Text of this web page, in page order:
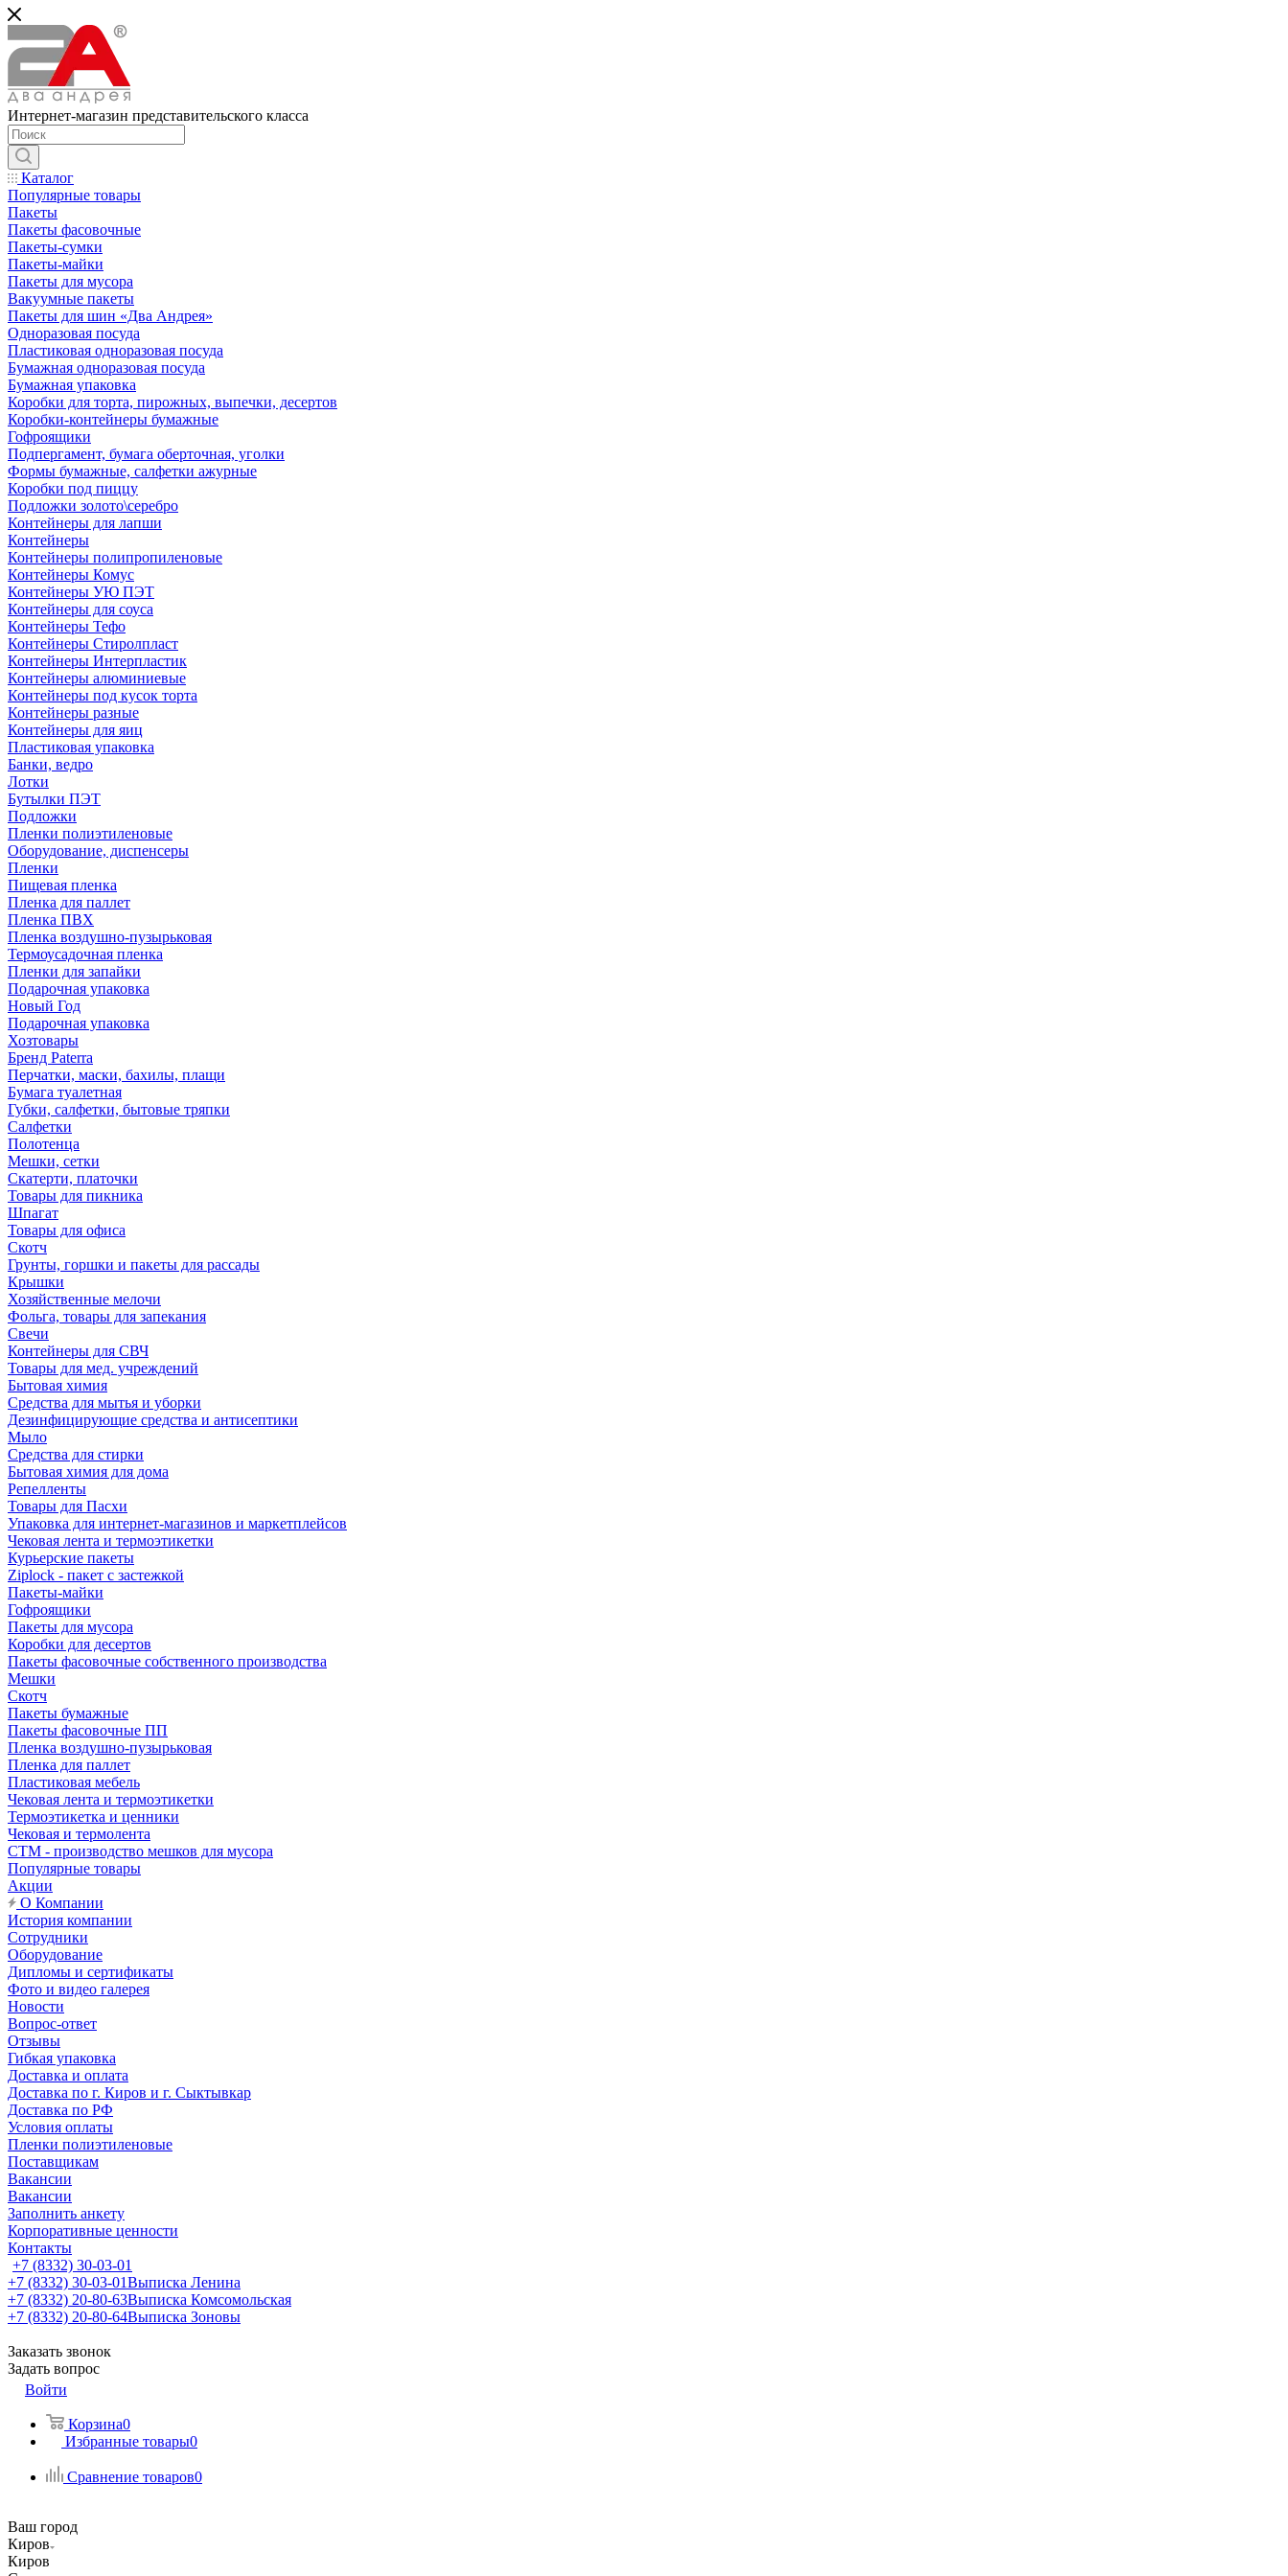
Интернет-магазин представительского класса
Каталог
Популярные товары
Пакеты
Пакеты фасовочные
Пакеты-сумки
Пакеты-майки
Пакеты для мусора
Вакуумные пакеты
Пакеты для шин «Два Андрея»
Одноразовая посуда
Пластиковая одноразовая посуда
Бумажная одноразовая посуда
Бумажная упаковка
Коробки для торта, пирожных, выпечки, десертов
Коробки-контейнеры бумажные
Гофроящики
Подпергамент, бумага оберточная, уголки
Формы бумажные, салфетки ажурные
Коробки под пиццу
Подложки золото\серебро
Контейнеры для лапши
Контейнеры
Контейнеры полипропиленовые
Контейнеры Комус
Контейнеры УЮ ПЭТ
Контейнеры для соуса
Контейнеры Тефо
Контейнеры Стиролпласт
Контейнеры Интерпластик
Контейнеры алюминиевые
Контейнеры под кусок торта
Контейнеры разные
Контейнеры для яиц
Пластиковая упаковка
Банки, ведро
Лотки
Бутылки ПЭТ
Подложки
Пленки полиэтиленовые
Оборудование, диспенсеры
Пленки
Пищевая пленка
Пленка для паллет
Пленка ПВХ
Пленка воздушно-пузырьковая
Термоусадочная пленка
Пленки для запайки
Подарочная упаковка
Новый Год
Подарочная упаковка
Хозтовары
Бренд Paterra
Перчатки, маски, бахилы, плащи
Бумага туалетная
Губки, салфетки, бытовые тряпки
Салфетки
Полотенца
Мешки, сетки
Скатерти, платочки
Товары для пикника
Шпагат
Товары для офиса
Скотч
Грунты, горшки и пакеты для рассады
Крышки
Хозяйственные мелочи
Фольга, товары для запекания
Свечи
Контейнеры для СВЧ
Товары для мед. учреждений
Бытовая химия
Средства для мытья и уборки
Дезинфицирующие средства и антисептики
Мыло
Средства для стирки
Бытовая химия для дома
Репелленты
Товары для Пасхи
Упаковка для интернет-магазинов и маркетплейсов
Чековая лента и термоэтикетки
Курьерские пакеты
Ziplock - пакет с застежкой
Пакеты-майки
Гофроящики
Пакеты для мусора
Коробки для десертов
Пакеты фасовочные собственного производства
Мешки
Скотч
Пакеты бумажные
Пакеты фасовочные ПП
Пленка воздушно-пузырьковая
Пленка для паллет
Пластиковая мебель
Чековая лента и термоэтикетки
Термоэтикетка и ценники
Чековая и термолента
СТМ - производство мешков для мусора
Популярные товары
Акции
О Компании
История компании
Сотрудники
Оборудование
Дипломы и сертификаты
Фото и видео галерея
Новости
Вопрос-ответ
Отзывы
Гибкая упаковка
Доставка и оплата
Доставка по г. Киров и г. Сыктывкар
Доставка по РФ
Условия оплаты
Пленки полиэтиленовые
Поставщикам
Вакансии
Вакансии
Заполнить анкету
Корпоративные ценности
Контакты
+7 (8332) 30-03-01
+7 (8332) 30-03-01Выписка Ленина
+7 (8332) 20-80-63Выписка Комсомольская
+7 (8332) 20-80-64Выписка Зоновы
Заказать звонок
Задать вопрос
Войти
Корзина0
Избранные товары0
Сравнение товаров0
Ваш город
Киров
Киров